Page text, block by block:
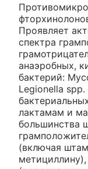
Проявляет
спектра
анаэробных,
бактерий:
Legionella
лактамам и
большинства
(включая